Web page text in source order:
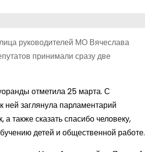
руководителей МО Вячеслава
принимали сразу две
отметила 25 марта. С
ней заглянула парламентарий
также сказать спасибо человеку,
детей и общественной работе.